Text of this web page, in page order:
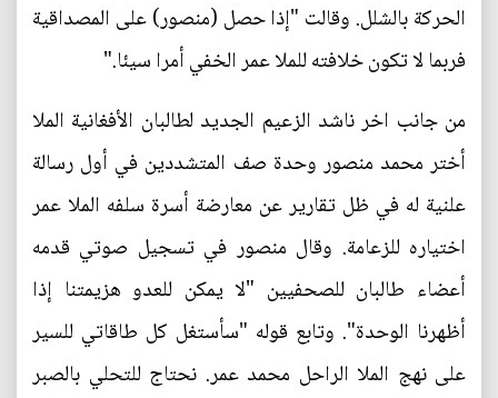
الحركة بالشلل. وقالت "إذا حصل (منصور) على المصداقية
فربما لا تكون خلافته للملا عمر الخفي أمرا سيئا."
من جانب اخر ناشد الزعيم الجديد لطالبان الأفغانية الملا
أختر محمد منصور وحدة صف المتشددين في أول رسالة
علنية له في ظل تقارير عن معارضة أسرة سلفه الملا عمر
اختياره للزعامة. وقال منصور في تسجيل صوتي قدمه
أعضاء طالبان للصحفيين "لا يمكن للعدو هزيمتنا إذا
أظهرنا الوحدة". وتابع قوله "سأستغل كل طاقاتي للسير
على نهج الملا الراحل محمد عمر. نحتاج للتحلي بالصبر